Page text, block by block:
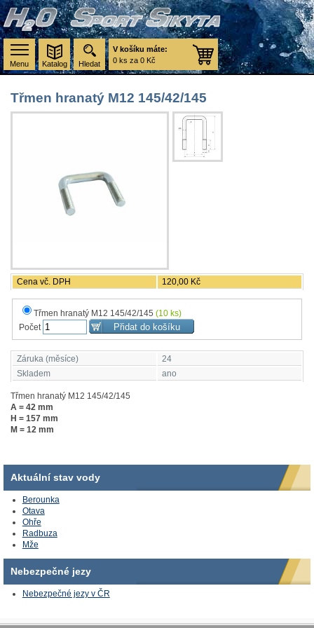
Menu
V košíku máte:
0 ks za 0 Kč
Hledat
Třmen hranatý M12 145/42/145
Cena vč. DPH 120,00 Kč
Třmen hranatý M12 145/42/145 (10 ks)
Počet
Záruka (měsíce)
24
Skladem
ano
Třmen hranatý M12 145/42/145
A = 42 mm
H = 157 mm
M = 12 mm
Katalog
Aktuální stav vody
Berounka
Otava
Ohře
Radbuza
Mže
Nebezpečné jezy
Nebezpečné jezy v ČR